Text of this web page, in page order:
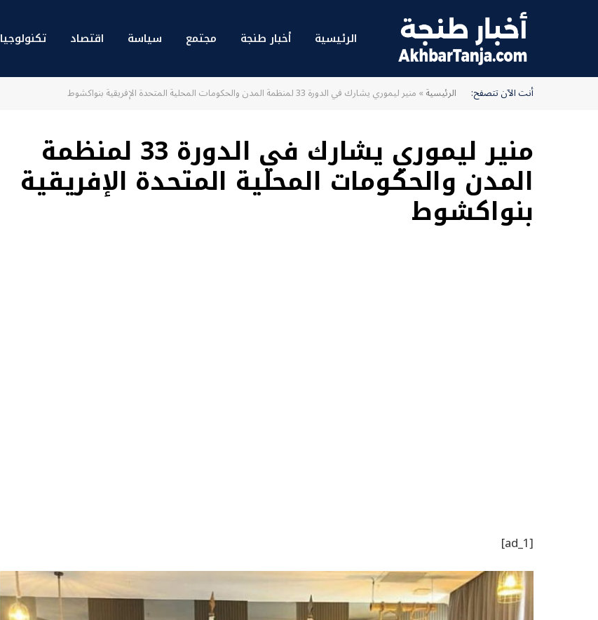
الرئيسية أخبار طنجة مجتمع سياسة اقتصاد تكنولوجيا
أنت الآن تتصفح: الرئيسية»منير ليموري يشارك في الدورة 33 لمنظمة المدن والحكومات المحلية المتحدة الإفريقية بنواكشوط
منير ليموري يشارك في الدورة 33 لمنظمة
المدن والحكومات المحلية المتحدة الإفريقية
بنواكشوط
[ad_1]